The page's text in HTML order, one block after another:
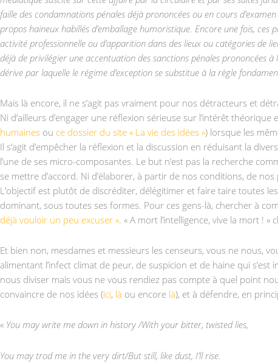
faille des condamnations pénales déjà prononcées ou en cours
propos haineux habillés d’emballage humoristique. Encore une fois,
activité professionnelle ou d’apparition dans des lieux ou catégories
déjà de privilégier une accentuation des sanctions pénales prononcées
dérive par laquelle le régime d’exception se substitue à la règle
Mais là encore, il ne s’agit pas vraiment pour nos détracteurs et
Ni d’ailleurs d’engager une réflexion sérieuse sur l’intérêt
humaines ou ce dossier du site « La vie des idées ») lorsque les
Il s’agit d’empêcher la réflexion et la discussion en réduisant la
l’une de ses micro-composantes. Le but n’est pas la recherche
se mettre d’accord. Ni d’élaborer, à partir de nos conditions, de
L’objectif est plutôt de discréditer, délégitimer et faire taire toutes
dominant, sous toutes ses formes. Pour ces gens-là, chercher à
déjà vouloir un peu excuser ». « A mort l’intelligence, vive la mort ! »
Et bien non, mesdames et messieurs les censeurs, vous ne nous,
alimentant l’infect climat de peur, de suspicion et de haine qui
nous diviser mais vous ne vous rendiez pas compte à quel point
convaincre de nos idées (ici, là ou encore là), et à défendre, en
« You may write me down in history /With your bitter, twisted lies,
You may trod me in the very dirt/But still, like dust, I’ll rise.